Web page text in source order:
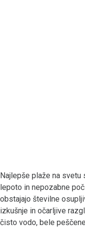
Najlepše plaže na svetu
lepoto in nepozabne
obstajajo številne
izkušnje in očarljive
čisto vodo, bele